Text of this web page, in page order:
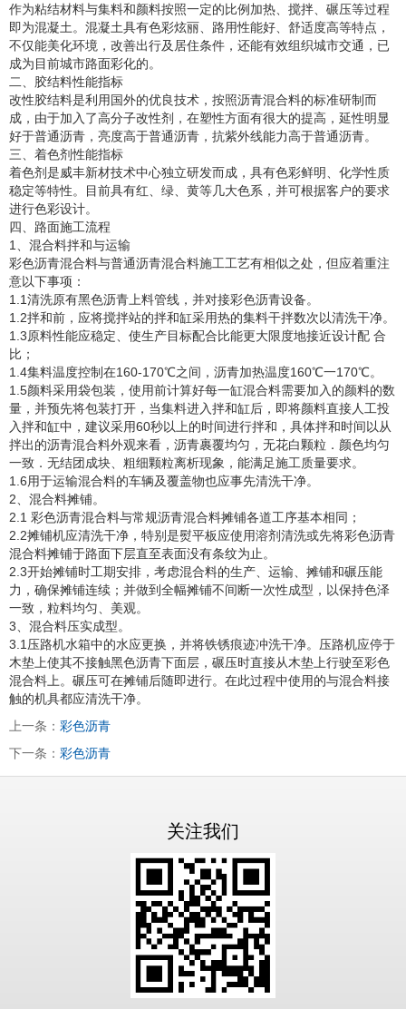
作为粘结材料与集料和颜料按照一定的比例加热、搅拌、碾压等过程
即为混凝土。混凝土具有色彩炫丽、路用性能好、舒适度高等特点，
不仅能美化环境，改善出行及居住条件，还能有效组织城市交通，已
成为目前城市路面彩化的。
二、胶结料性能指标
改性胶结料是利用国外的优良技术，按照沥青混合料的标准研制而
成，由于加入了高分子改性剂，在塑性方面有很大的提高，延性明显
好于普通沥青，亮度高于普通沥青，抗紫外线能力高于普通沥青。
三、着色剂性能指标
着色剂是威丰新材技术中心独立研发而成，具有色彩鲜明、化学性质
稳定等特性。目前具有红、绿、黄等几大色系，并可根据客户的要求
进行色彩设计。
四、路面施工流程
1、混合料拌和与运输
彩色沥青混合料与普通沥青混合料施工工艺有相似之处，但应着重注
意以下事项：
1.1清洗原有黑色沥青上料管线，并对接彩色沥青设备。
1.2拌和前，应将搅拌站的拌和缸采用热的集料干拌数次以清洗干净。
1.3原料性能应稳定、使生产目标配合比能更大限度地接近设计配 合
比；
1.4集料温度控制在160-170℃之间，沥青加热温度160℃一170℃。
1.5颜料采用袋包装，使用前计算好每一缸混合料需要加入的颜料的数
量，并预先将包装打开，当集料进入拌和缸后，即将颜料直接人工投
入拌和缸中，建议采用60秒以上的时间进行拌和，具体拌和时间以从
拌出的沥青混合料外观来看，沥青裹覆均匀，无花白颗粒．颜色均匀
一致．无结团成块、粗细颗粒离析现象，能满足施工质量要求。
1.6用于运输混合料的车辆及覆盖物也应事先清洗干净。
2、混合料摊铺。
2.1 彩色沥青混合料与常规沥青混合料摊铺各道工序基本相同；
2.2摊铺机应清洗干净，特别是熨平板应使用溶剂清洗或先将彩色沥青
混合料摊铺于路面下层直至表面没有条纹为止。
2.3开始摊铺时工期安排，考虑混合料的生产、运输、摊铺和碾压能
力，确保摊铺连续；并做到全幅摊铺不间断一次性成型，以保持色泽
一致，粒料均匀、美观。
3、混合料压实成型。
3.1压路机水箱中的水应更换，并将铁锈痕迹冲洗干净。压路机应停于
木垫上使其不接触黑色沥青下面层，碾压时直接从木垫上行驶至彩色
混合料上。碾压可在摊铺后随即进行。在此过程中使用的与混合料接
触的机具都应清洗干净。
上一条： 彩色沥青
下一条： 彩色沥青
关注我们